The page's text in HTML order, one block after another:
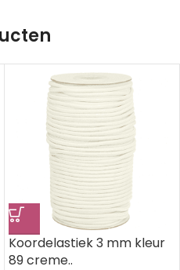
Koordelastiek 3 mm kleur
89 creme..